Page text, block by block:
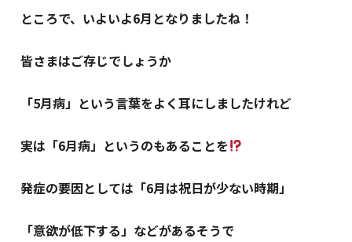
ところで、いよいよ6月となりましたね！
皆さまはご存じでしょうか
「5月病」という言葉をよく耳にしましたけれど
実は「6月病」というのもあることを
発症の要因としては「6月は祝日が少ない時期」
「意欲が低下する」などがあるそうで